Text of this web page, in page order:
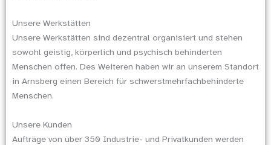
Unsere Werkstätten
Unsere Werkstätten sind dezentral organisiert und stehen
sowohl geistig, körperlich und psychisch behinderten
Menschen offen. Des Weiteren haben wir an unserem Standort
in Arnsberg einen Bereich für schwerstmehrfachbehinderte
Menschen.
Unsere Kunden
Aufträge von über 350 Industrie- und Privatkunden werden